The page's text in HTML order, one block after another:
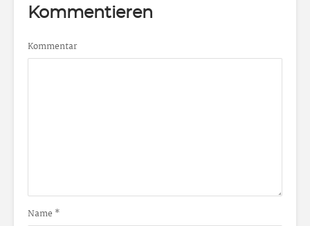
Kommentieren
Kommentar
Name *